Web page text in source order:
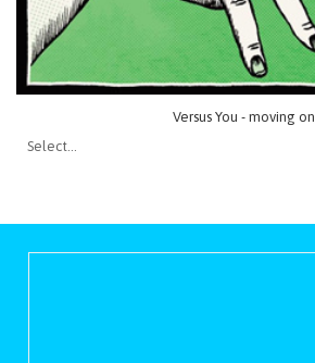
Versus You - moving on